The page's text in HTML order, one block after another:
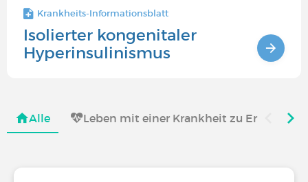
Krankheits-Informationsblatt
Isolierter kongenitaler
Hyperinsulinismus
Alle Leben mit einer Krankheit zu